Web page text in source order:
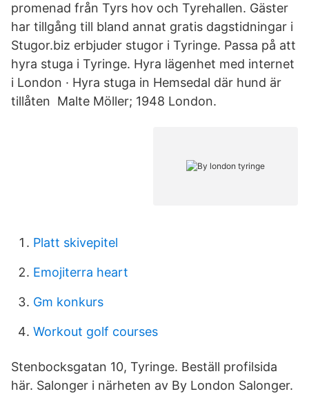
promenad från Tyrs hov och Tyrehallen. Gäster
har tillgång till bland annat gratis dagstidningar i
Stugor.biz erbjuder stugor i Tyringe. Passa på att
hyra stuga i Tyringe. Hyra lägenhet med internet
i London · Hyra stuga in Hemsedal där hund är
tillåten Malte Möller; 1948 London.
Platt skivepitel
Emojiterra heart
Gm konkurs
Workout golf courses
Stenbocksgatan 10, Tyringe. Beställ profilsida
här. Salonger i närheten av By London Salonger.